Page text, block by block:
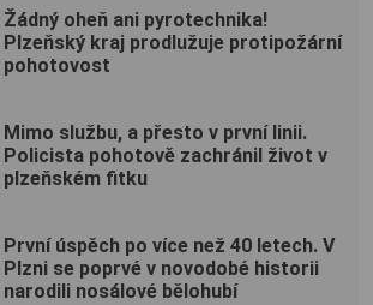
Žádný oheň ani pyrotechnika!
Plzeňský kraj prodlužuje protipožární
pohotovost
Mimo službu, a přesto v první linii.
Policista pohotově zachránil život v
plzeňském fitku
První úspěch po více než 40 letech. V
Plzni se poprvé v novodobé historii
narodili nosálové bělohubí